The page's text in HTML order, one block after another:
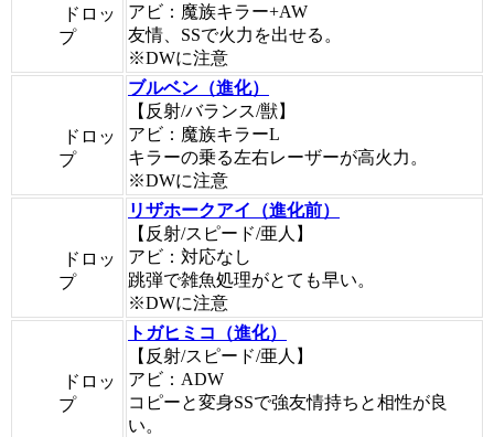
ドロッ
プ
アビ：魔族キラー+AW
友情、SSで火力を出せる。
※DWに注意
ドロッ
プ
ブルベン（進化）
【反射/バランス/獣】
アビ：魔族キラーL
キラーの乗る左右レーザーが高火力。
※DWに注意
ドロッ
プ
リザホークアイ（進化前）
【反射/スピード/亜人】
アビ：対応なし
跳弾で雑魚処理がとても早い。
※DWに注意
ドロッ
プ
トガヒミコ（進化）
【反射/スピード/亜人】
アビ：ADW
コピーと変身SSで強友情持ちと相性が良
い。